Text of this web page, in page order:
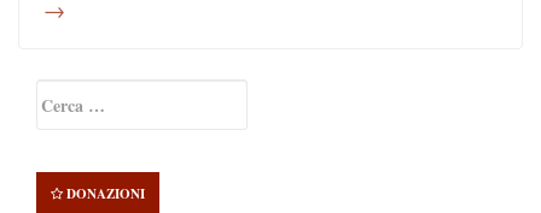
→
Sidebar
per:
DONAZIONI